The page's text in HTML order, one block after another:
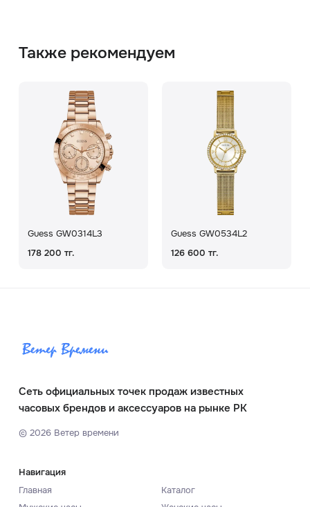
Также рекомендуем
Guess GW0314L3
178 200 тг.
Guess GW0534L2
126 600 тг.
Сеть официальных точек продаж известных
часовых брендов и аксессуаров на рынке РК
© 2026Ветер времени
Навигация
Главная
Каталог